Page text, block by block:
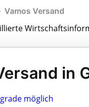
Vamos Versand
in
möglich